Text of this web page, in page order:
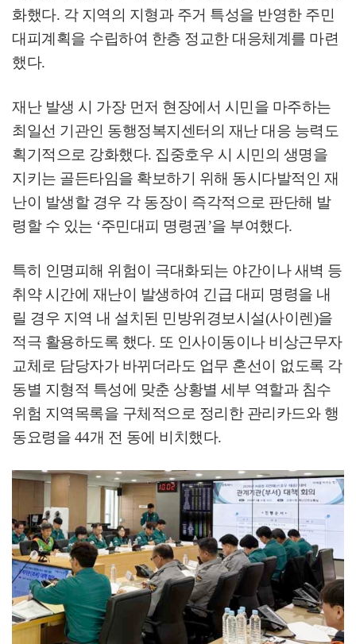
화했다. 각 지역의 지형과 주거 특성을 반영한 주민
대피계획을 수립하여 한층 정교한 대응체계를 마련
했다.
재난 발생 시 가장 먼저 현장에서 시민을 마주하는
최일선 기관인 동행정복지센터의 재난 대응 능력도
획기적으로 강화했다. 집중호우 시 시민의 생명을
지키는 골든타임을 확보하기 위해 동시다발적인 재
난이 발생할 경우 각 동장이 즉각적으로 판단해 발
령할 수 있는 ‘주민대피 명령권 ’을 부여했다.
특히 인명피해 위험이 극대화되는 야간이나 새벽 등
취약 시간에 재난이 발생하여 긴급 대피 명령을 내
릴 경우 지역 내 설치된 민방위경보시설(사이렌 )을
적극 활용하도록 했다. 또 인사이동이나 비상근무자
교체로 담당자가 바뀌더라도 업무 혼선이 없도록 각
동별 지형적 특성에 맞춘 상황별 세부 역할과 침수
위험 지역목록을 구체적으로 정리한 관리카드와 행
동요령을 44개 전 동에 비치했다.